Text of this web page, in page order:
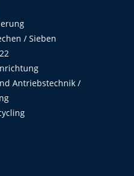
/ Sieben
Antriebstechnik /